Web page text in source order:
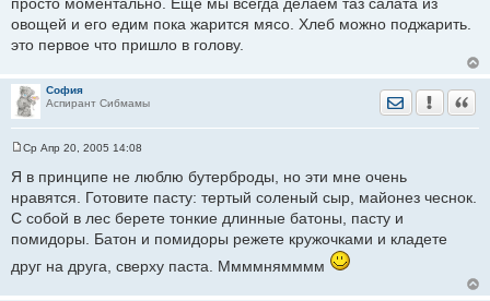
б
е
н
просто моментально. Еще мы всегда делаем таз салата из
овощей и его едим пока жарится мясо. Хлеб можно поджарить.
это первое что пришло в голову.
София
Аспирант Сибмамы
Отправить
о
б
е
н
е
Ср Апр 20, 2005 14:08
Я в принципе не люблю бутерброды, но эти мне очень
нравятся. Готовите пасту: тертый соленый сыр, майонез чеснок.
С собой в лес берете тонкие длинные батоны, пасту и
помидоры. Батон и помидоры режете кружочками и кладете
друг на друга, сверху паста. Ммммнямммм